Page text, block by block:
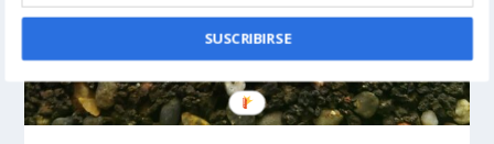
SUSCRIBIRSE